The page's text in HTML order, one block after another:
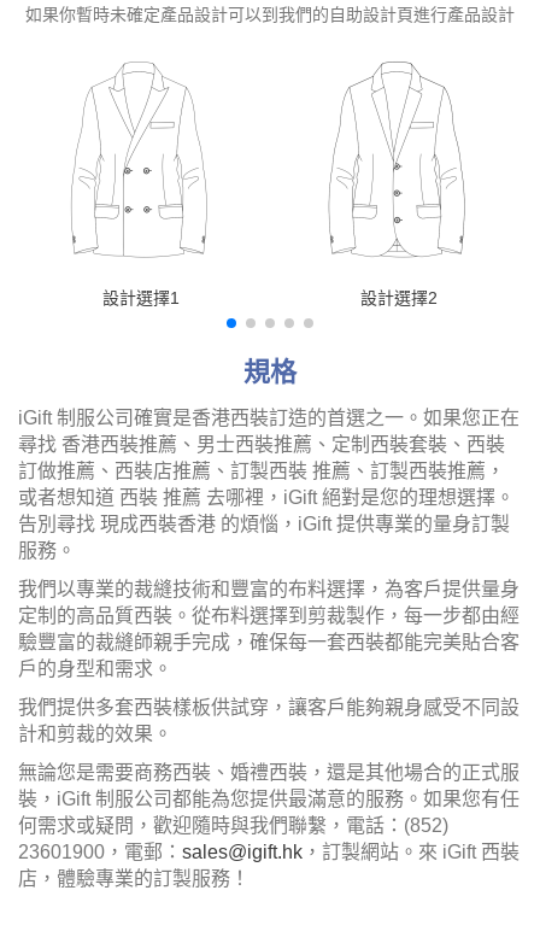
如果你暫時未確定產品設計可以到我們的自助設計頁進行產品設計
設計選擇1 設計選擇2
規格
iGift 制服公司確實是香港西裝訂造的首選之一。如果您正在
尋找 香港西裝推薦、男士西裝推薦、定制西裝套裝、西裝
訂做推薦、西裝店推薦、訂製西裝 推薦、訂製西裝推薦，
或者想知道 西裝 推薦 去哪裡，iGift 絕對是您的理想選擇。
告別尋找 現成西裝香港 的煩惱，iGift 提供專業的量身訂製
服務。
我們以專業的裁縫技術和豐富的布料選擇，為客戶提供量身
定制的高品質西裝。從布料選擇到剪裁製作，每一步都由經
驗豐富的裁縫師親手完成，確保每一套西裝都能完美貼合客
戶的身型和需求。
我們提供多套西裝樣板供試穿，讓客戶能夠親身感受不同設
計和剪裁的效果。
無論您是需要商務西裝、婚禮西裝，還是其他場合的正式服
裝，iGift 制服公司都能為您提供最滿意的服務。如果您有任
何需求或疑問，歡迎隨時與我們聯繫，電話：(852)
23601900，電郵： sales@igift.hk ，訂製網站。來 iGift 西裝
店，體驗專業的訂製服務！